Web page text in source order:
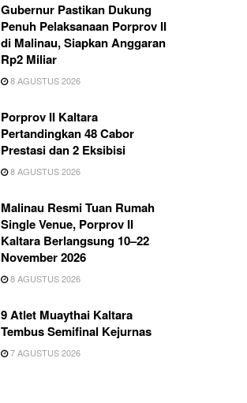
Gubernur Pastikan Dukung
Penuh Pelaksanaan Porprov II
di Malinau, Siapkan Anggaran
Rp2 Miliar
8 AGUSTUS 2026
Porprov II Kaltara
Pertandingkan 48 Cabor
Prestasi dan 2 Eksibisi
8 AGUSTUS 2026
Malinau Resmi Tuan Rumah
Single Venue, Porprov II
Kaltara Berlangsung 10–22
November 2026
8 AGUSTUS 2026
9 Atlet Muaythai Kaltara
Tembus Semifinal Kejurnas
7 AGUSTUS 2026